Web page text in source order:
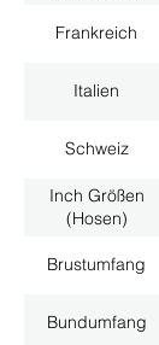
Frankreich
Italien
Schweiz
Inch Größen
(Hosen)
Brustumfang
Bundumfang